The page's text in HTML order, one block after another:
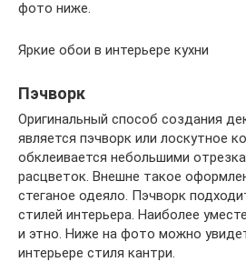
фото ниже.
Яркие обои в интерьере кухни
Пэчворк
Оригинальный способ создания
является пэчворк или лоскутное
обклеивается небольшими
расцветок. Внешне такое
стеганое одеяло. Пэчворк
стилей интерьера. Наиболее
и этно. Ниже на фото можно
интерьере стиля кантри.